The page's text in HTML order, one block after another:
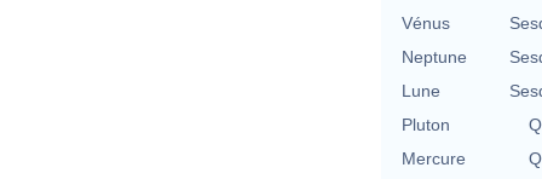
Vénus
Neptune
Lune
Pluton
Mercure